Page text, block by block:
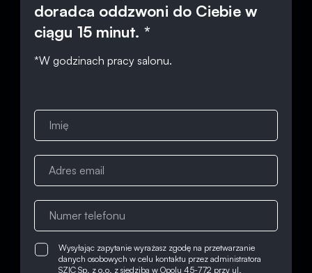
doradca oddzwoni do Ciebie w
ciągu 15 minut. *
*W godzinach pracy salonu.
Wysyłając zapytanie wyrażasz zgodę na przetwarzanie
danych osobowych w celu kontaktu przez administratora
SZIC Sp. z o.o. z siedzibą w Opolu 45-772 przy ul.